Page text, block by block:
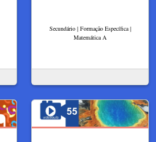
Secundário | Formação Específica |
Matemática A